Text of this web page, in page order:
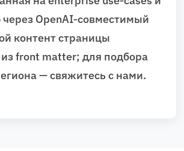
OpenAI‑совместимый
контент страницы
front matter; для подбора
— свяжитесь с нами.